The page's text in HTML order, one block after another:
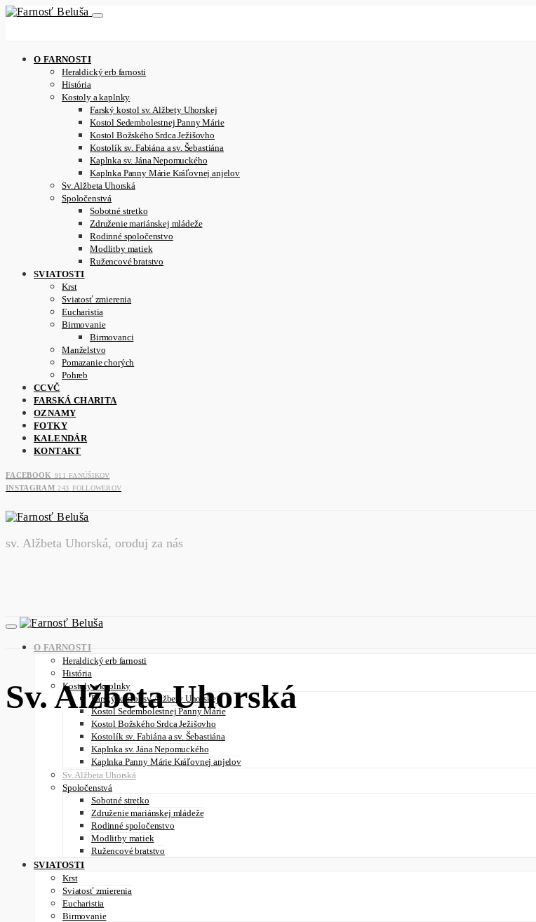
O FARNOSTI
Heraldický erb farnosti
História
Kostoly a kaplnky
Farský kostol sv. Alžbety Uhorskej
Kostol Sedembolestnej Panny Márie
Kostol Božského Srdca Ježišovho
Kostolík sv. Fabiána a sv. Šebastiána
Kaplnka sv. Jána Nepomuckého
Kaplnka Panny Márie Kráľovnej anjelov
Sv. Alžbeta Uhorská
Spoločenstvá
Sobotné stretko
Združenie mariánskej mládeže
Rodinné spoločenstvo
Modlitby matiek
Ružencové bratstvo
SVIATOSTI
Krst
Sviatosť zmierenia
Eucharistia
Birmovanie
Birmovanci
Manželstvo
Pomazanie chorých
Pohreb
CCVČ
FARSKÁ CHARITA
OZNAMY
FOTKY
KALENDÁR
KONTAKT
FACEBOOK 911 FANÚŠIKOV
INSTAGRAM 243 FOLLOWEROV
sv. Alžbeta Uhorská, oroduj za nás
O FARNOSTI
Heraldický erb farnosti
História
Kostoly a kaplnky
Farský kostol sv. Alžbety Uhorskej
Kostol Sedembolestnej Panny Márie
Kostol Božského Srdca Ježišovho
Kostolík sv. Fabiána a sv. Šebastiána
Kaplnka sv. Jána Nepomuckého
Kaplnka Panny Márie Kráľovnej anjelov
Sv. Alžbeta Uhorská
Spoločenstvá
Sobotné stretko
Združenie mariánskej mládeže
Rodinné spoločenstvo
Modlitby matiek
Ružencové bratstvo
SVIATOSTI
Krst
Sviatosť zmierenia
Eucharistia
Birmovanie
Sv. Alžbeta Uhorská